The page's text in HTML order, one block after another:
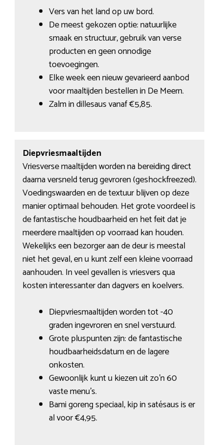
Vers van het land op uw bord.
De meest gekozen optie: natuurlijke
smaak en structuur, gebruik van verse
producten en geen onnodige
toevoegingen.
Elke week een nieuw gevarieerd aanbod
voor maaltijden bestellen in De Meern.
Zalm in dillesaus vanaf €5,85.
Diepvriesmaaltijden
Vriesverse maaltijden worden na bereiding direct
daarna versneld terug gevroren (geshockfreezed).
Voedingswaarden en de textuur blijven op deze
manier optimaal behouden. Het grote voordeel is
de fantastische houdbaarheid en het feit dat je
meerdere maaltijden op voorraad kan houden.
Wekelijks een bezorger aan de deur is meestal
niet het geval, en u kunt zelf een kleine voorraad
aanhouden. In veel gevallen is vriesvers qua
kosten interessanter dan dagvers en koelvers.
Diepvriesmaaltijden worden tot -40
graden ingevroren en snel verstuurd.
Grote pluspunten zijn: de fantastische
houdbaarheidsdatum en de lagere
onkosten.
Gewoonlijk kunt u kiezen uit zo’n 60
vaste menu’s.
Bami goreng speciaal, kip in satésaus is er
al voor €4,95.